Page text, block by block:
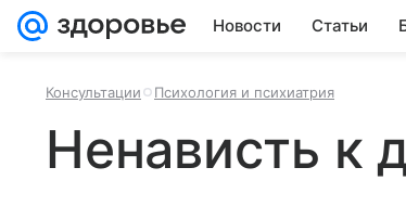
Новости Статьи
Консультации Психология и психиатрия
Ненависть к